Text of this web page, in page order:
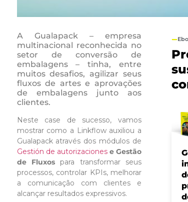
A Gualapack – empresa
multinacional reconhecida no
setor de conversão de
embalagens – tinha, entre
muitos desafios, agilizar seus
fluxos de artes e aprovações
de embalagens junto aos
clientes.
Neste case de sucesso, vamos
mostrar como a Linkflow auxiliou a
Gualapack através dos módulos de
Gestión de autorizacionese Gestão
de Fluxospara transformar seus
processos, controlar KPIs, melhorar
a comunicação com clientes e
alcançar resultados expressivos.